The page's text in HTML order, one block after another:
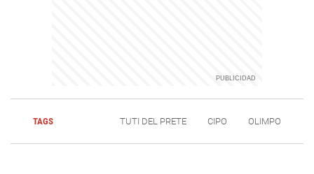
TAGS TUTI DEL PRETE CIPO OLIMPO